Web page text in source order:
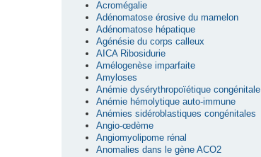
Acromégalie
Adénomatose érosive du mamelon
Adénomatose hépatique
Agénésie du corps calleux
AICA Ribosidurie
Amélogenèse imparfaite
Amyloses
Anémie dysérythropoïétique congénitale
Anémie hémolytique auto-immune
Anémies sidéroblastiques congénitales
Angio-œdème
Angiomyolipome rénal
Anomalies dans le gène ACO2